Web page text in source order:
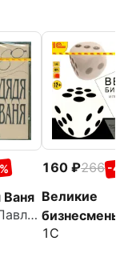
Чехов Антон Павлович
160 266 -
Великие
бизнесмены
(CDmp3)
1С